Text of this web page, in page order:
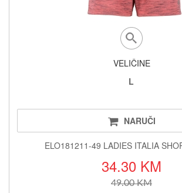
VELIČINE
L
NARUČI
ELO181211-49 LADIES ITALIA
34.30 KM
49.00 KM